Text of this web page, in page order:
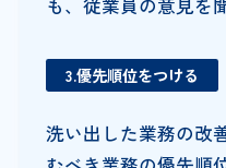
も、従業員の意見を
3.優先順位をつける
洗い出した業務の改